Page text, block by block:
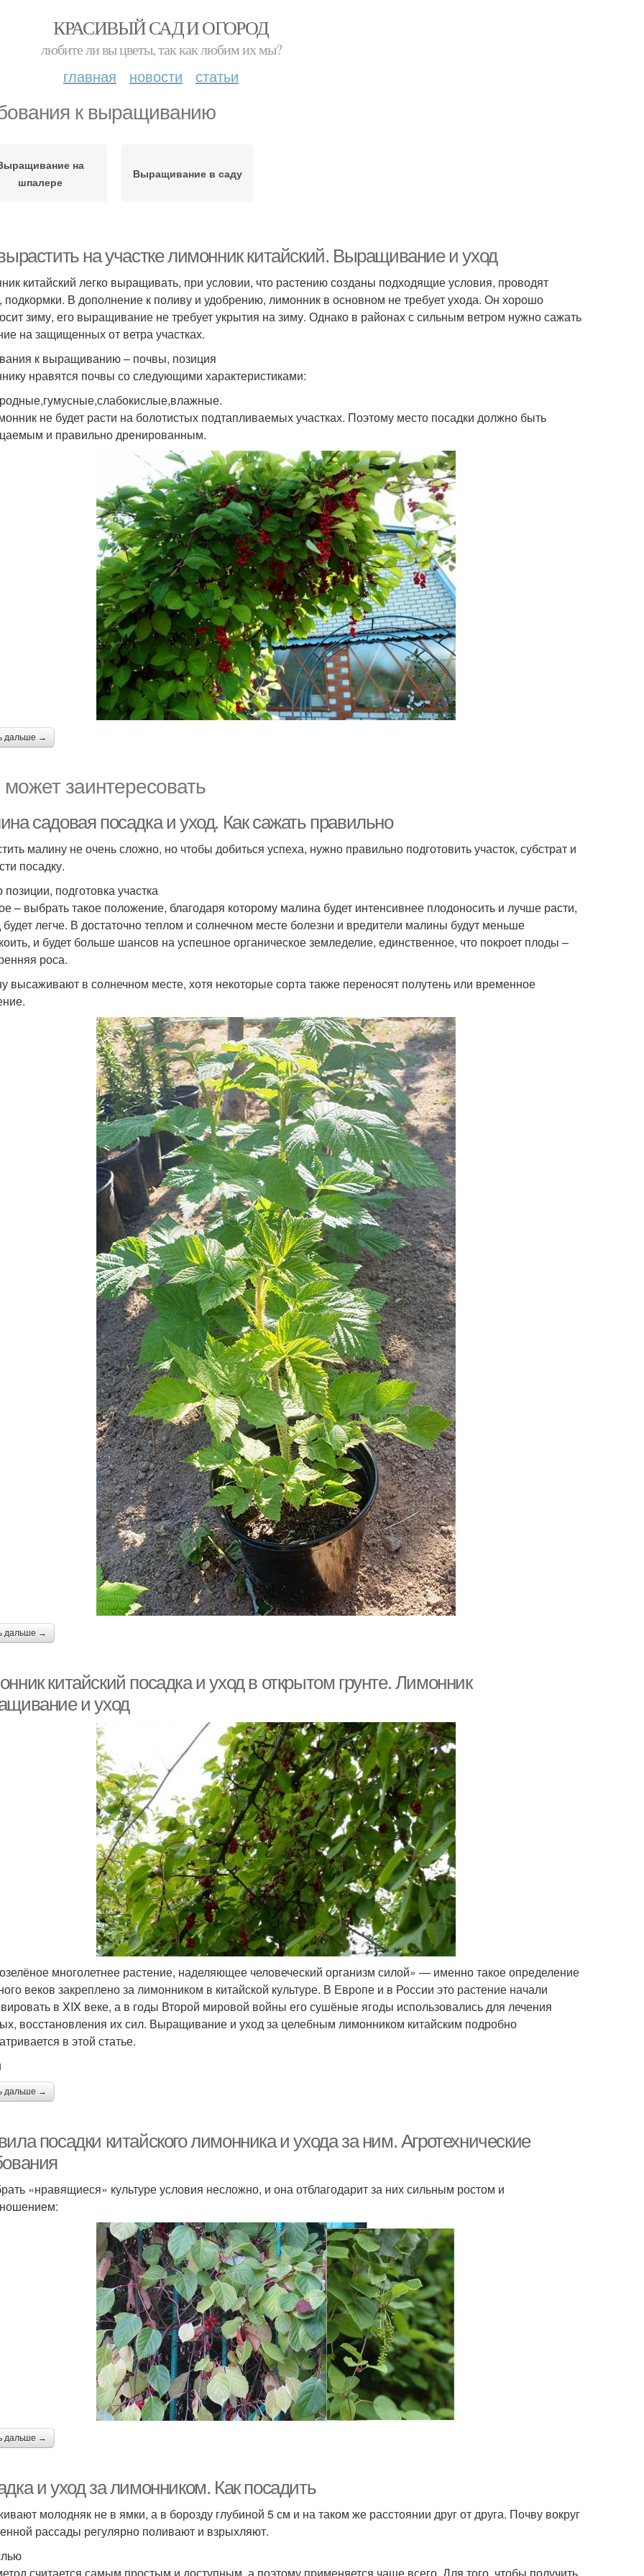
КРАСИВЫЙ САД И ОГОРОД
любите ли вы цветы, так как любим их мы?
главная новости статьи
к выращиванию
на
шпалере
Выращивание в саду
на участке лимонник китайский. Выращивание и уход
китайский легко выращивать, при условии, что растению созданы подходящие условия, проводят
подкормки. В дополнение к поливу и удобрению, лимонник в основном не требует ухода. Он хорошо
зиму, его выращивание не требует укрытия на зиму. Однако в районах с сильным ветром нужно сажать
на защищенных от ветра участках.
к выращиванию – почвы, позиция
нравятся почвы со следующими характеристиками:
не будет расти на болотистых подтапливаемых участках. Поэтому место посадки должно быть
и правильно дренированным.
дальше →
заинтересовать
садовая посадка и уход. Как сажать правильно
малину не очень сложно, но чтобы добиться успеха, нужно правильно подготовить участок, субстрат и
посадку.
подготовка участка
– выбрать такое положение, благодаря которому малина будет интенсивнее плодоносить и лучше расти,
будет легче. В достаточно теплом и солнечном месте болезни и вредители малины будут меньше
и будет больше шансов на успешное органическое земледелие, единственное, что покроет плоды –
роса.
высаживают в солнечном месте, хотя некоторые сорта также переносят полутень или временное
дальше →
китайский посадка и уход в открытом грунте. Лимонник
и уход
многолетнее растение, наделяющее человеческий организм силой» — именно такое определение
веков закреплено за лимонником в китайской культуре. В Европе и в России это растение начали
в XIX веке, а в годы Второй мировой войны его сушёные ягоды использовались для лечения
восстановления их сил. Выращивание и уход за целебным лимонником китайским подробно
в этой статье.
дальше →
посадки китайского лимонника и ухода за ним. Агротехнические
«нравящиеся» культуре условия несложно, и она отблагодарит за них сильным ростом и
дальше →
и уход за лимонником. Как посадить
молодняк не в ямки, а в борозду глубиной 5 см и на таком же расстоянии друг от друга. Почву вокруг
рассады регулярно поливают и взрыхляют.